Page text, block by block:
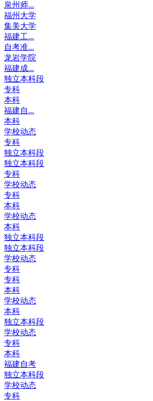
泉州师...
福州大学
集美大学
福建工...
自考准...
龙岩学院
福建成...
独立本科段
专科
本科
福建自...
本科
学校动态
专科
独立本科段
独立本科段
专科
学校动态
专科
本科
学校动态
本科
独立本科段
独立本科段
学校动态
专科
专科
本科
学校动态
本科
独立本科段
学校动态
专科
本科
福建自考
独立本科段
学校动态
专科